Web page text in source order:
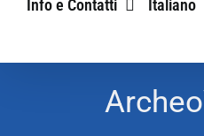
Info e Contatti Italiano